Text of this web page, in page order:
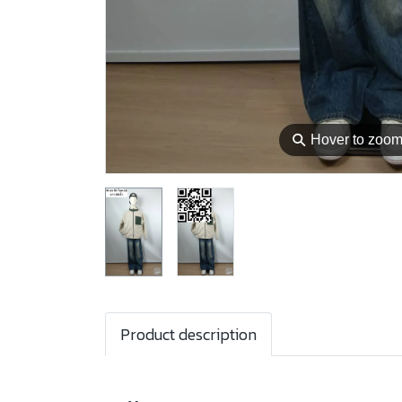
⚲ Hover to zoom
Product description